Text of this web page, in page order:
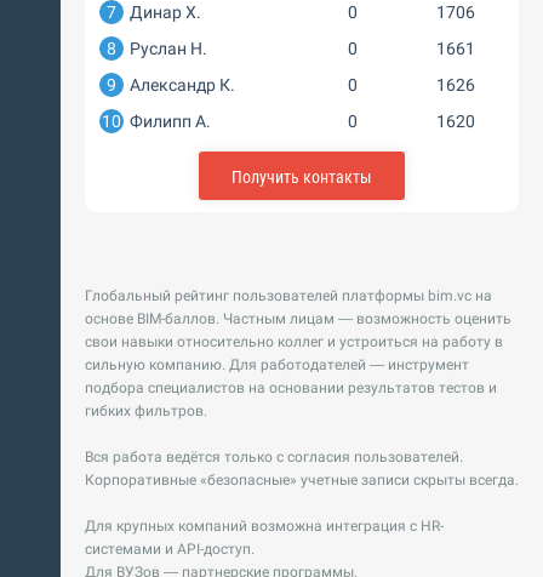
Глобальный рейтинг пользователей платформы bim.vc на
основе BIM-баллов. Частным лицам — возможность оценить
свои навыки относительно коллег и устроиться на работу в
сильную компанию. Для работодателей — инструмент
подбора специалистов на основании результатов тестов и
гибких фильтров.
Вся работа ведётся только с согласия пользователей.
Корпоративные «безопасные» учетные записи скрыты всегда.
Для крупных компаний возможна интеграция с HR-
системами и API-доступ.
Для ВУЗов — партнерские программы.
7
Динар Х. 0
1706
8
Руслан Н. 0
1661
9
Александр К. 0
1626
10 Филипп А. 0 1620
Получить контакты